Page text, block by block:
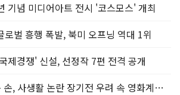
기념 미디어아트 전시 '코스모스' 개최
벌 흥행 폭발, 북미 오프닝 역대 1위
제경쟁' 신설, 선정작 7편 전격 공개
황정민을 흔드는 손, 사생활 논란 장기전 우려 속 영화계도 리스크